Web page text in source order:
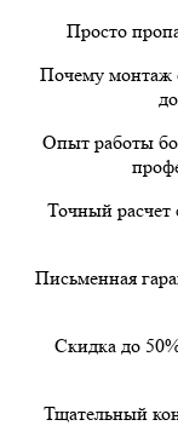
Просто
Почему монтаж
Опыт работы
Точный расчет
Письменная
Скидка до
Тщательный